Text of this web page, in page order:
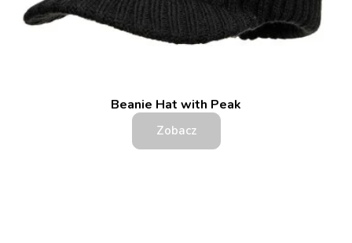
Beanie Hat with Peak
Zobacz